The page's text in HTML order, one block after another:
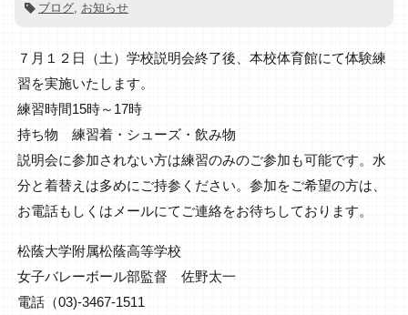
ブログ, お知らせ
７月１２日（土）学校説明会終了後、本校体育館にて体験練
習を実施いたします。
練習時間15時～17時
持ち物 練習着・シューズ・飲み物
説明会に参加されない方は練習のみのご参加も可能です。水
分と着替えは多めにご持参ください。参加をご希望の方は、
お電話もしくはメールにてご連絡をお待ちしております。
松蔭大学附属松蔭高等学校
女子バレーボール部監督 佐野太一
電話（03)‐3467‐1511